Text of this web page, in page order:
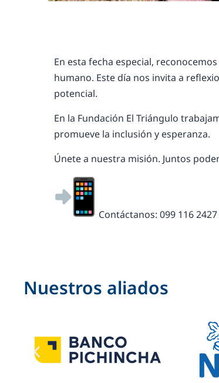
En esta fecha especial,
humano. Este día nos invita a
potencial.
En la Fundación El Triángulo
promueve la inclusión y esperanza.
Únete a nuestra misión. Juntos
Contáctanos: 099 116
Nuestros aliados